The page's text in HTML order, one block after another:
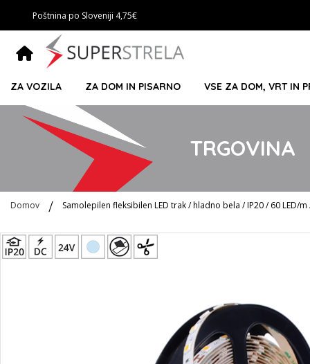
Poštnina po Sloveniji 4,75€
ZA VOZILA ZA DOM IN PISARNO VSE ZA DOM, VRT IN
TRGOVINA
Domov Samolepilen fleksibilen LED trak / hladno bela / IP20 / 60 LED/m
Preskoči
na